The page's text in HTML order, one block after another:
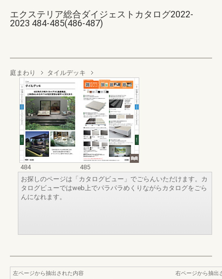
エクステリア総合ダイジェストカタログ2022-
2023 484-485(486-487)
庭まわり タイルデッキ
484
485
お探しのページは「カタログビュー」でごらんいただけます。カ
タログビューではweb上でパラパラめくりながらカタログをごら
んになれます。
左ページから抽出された内容
右ページから抽出